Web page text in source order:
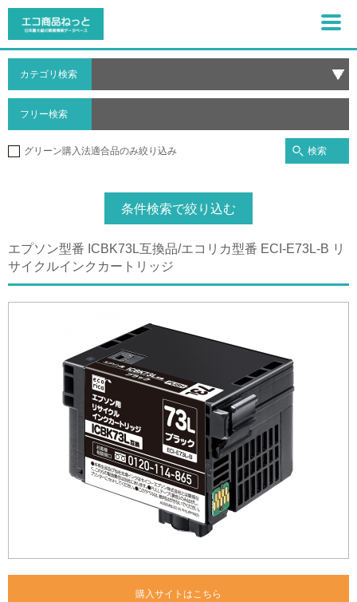
カテゴリ検索
フリー検索
グリーン購入法適合品のみ絞り込み 検索
条件検索で絞り込む
エプソン型番 ICBK73L互換品/エコリカ型番 ECI-E73L-B リ
サイクルインクカートリッジ
購入サイトはこちら